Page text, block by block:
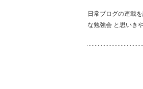
日常ブログの連載
な勉強会 と思いき